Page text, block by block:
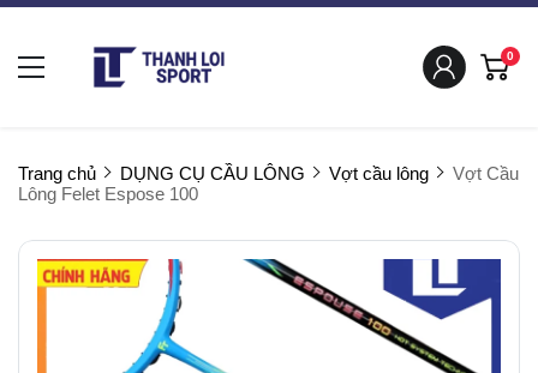
0
Trang chủ DỤNG CỤ CẦU LÔNG Vợt cầu lông
Vợt Cầu
Lông Felet Espose 100